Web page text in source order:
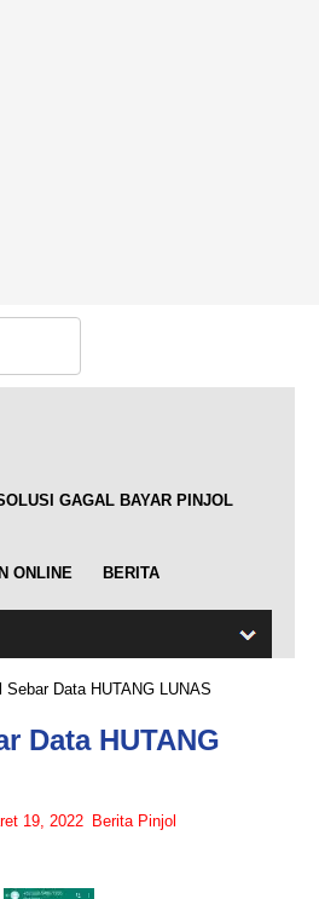
GAGAL BAYAR PINJOL
ONLINE BERITA
Sebar Data HUTANG LUNAS
Data HUTANG
19, 2022 Berita Pinjol